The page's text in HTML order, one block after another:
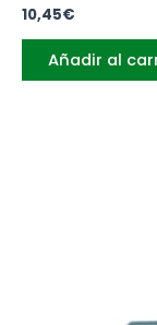
10,45€
Añadir al